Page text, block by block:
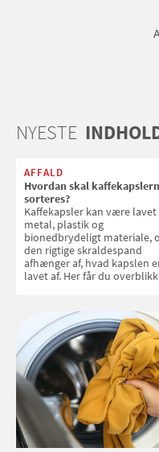
NYESTE
AFFALD
Hvordan skal
sorteres?
Kaffekapsler kan være lavet
metal, plastik og
bionedbrydeligt materiale,
den rigtige skraldespand
afhænger af, hvad kapslen
lavet af. Her får du